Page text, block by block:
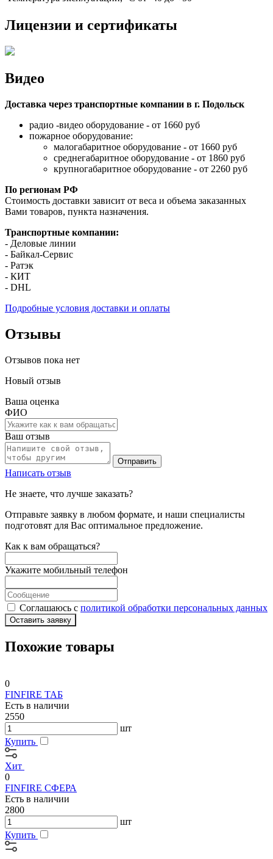
Лицензии и сертификаты
Видео
Доставка через транспортные компании в г. Подольск
радио -видео оборудование - от 1660 руб
пожарное оборудование:
малогабаритное оборудование - от 1660 руб
среднегабаритное оборудование - от 1860 руб
крупногабаритное оборудование - от 2260 руб
По регионам РФ
Стоимость доставки зависит от веса и объема заказанных
Вами товаров, пункта назначения.
Транспортные компании:
- Деловые линии
- Байкал-Сервис
- Ратэк
- КИТ
- DHL
Подробные условия доставки и оплаты
Отзывы
Отзывов пока нет
Новый отзыв
Ваша оценка
ФИО
Ваш отзыв
Отправить
Написать отзыв
Не знаете, что лучше заказать?
Отправьте заявку в любом формате, и наши специалисты
подготовят для Вас оптимальное предложение.
Как к вам обращаться?
Укажите мобильный телефон
Соглашаюсь с политикой обработки персональных данных
Оставить заявку
Похожие товары
0
FINFIRE ТАБ
Есть в наличии
2550
шт
Купить
Хит
0
FINFIRE СФЕРА
Есть в наличии
2800
шт
Купить